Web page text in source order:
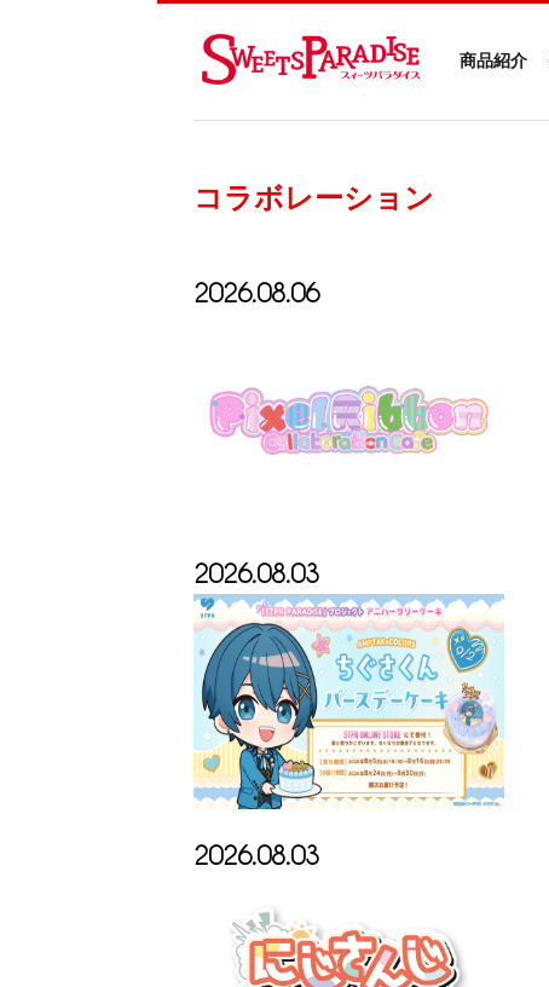
商品紹介
コラボレーション
2026.08.06
2026.08.03
2026.08.03